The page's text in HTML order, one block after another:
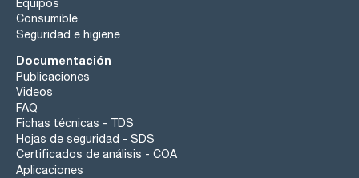
Equipos
Consumible
Seguridad e higiene
Documentación
Publicaciones
Videos
FAQ
Fichas técnicas - TDS
Hojas de seguridad - SDS
Certificados de análisis - COA
Aplicaciones